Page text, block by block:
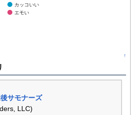
カッコいい
エモい
↑
サモナーズ
LLC)